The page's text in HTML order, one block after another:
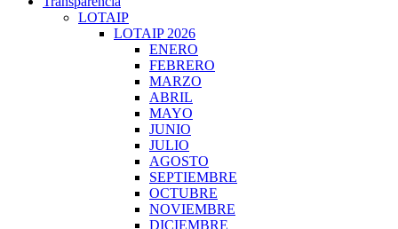
LOTAIP
LOTAIP 2026
ENERO
FEBRERO
MARZO
ABRIL
MAYO
JUNIO
JULIO
AGOSTO
SEPTIEMBRE
OCTUBRE
NOVIEMBRE
DICIEMBRE